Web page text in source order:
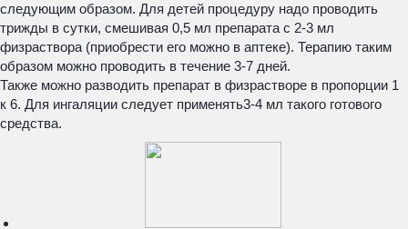
следующим образом. Для детей процедуру надо проводить
трижды в сутки, смешивая 0,5 мл препарата с 2-3 мл
физраствора (приобрести его можно в аптеке). Терапию таким
образом можно проводить в течение 3-7 дней.
Также можно разводить препарат в физрастворе в пропорции 1
к 6. Для ингаляции следует применять3-4 мл такого готового
средства.